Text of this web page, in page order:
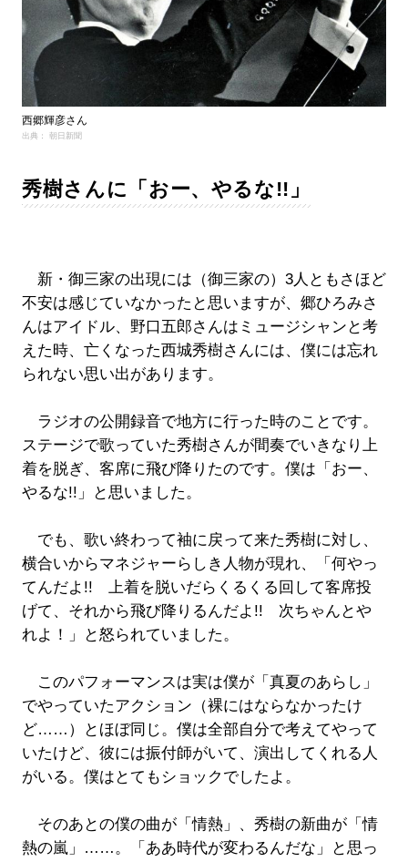
西郷輝彦さん
出典： 朝日新聞
秀樹さんに「おー、やるな!!」
新・御三家の出現には（御三家の）3人ともさほど
不安は感じていなかったと思いますが、郷ひろみさ
んはアイドル、野口五郎さんはミュージシャンと考
えた時、亡くなった西城秀樹さんには、僕には忘れ
られない思い出があります。
ラジオの公開録音で地方に行った時のことです。
ステージで歌っていた秀樹さんが間奏でいきなり上
着を脱ぎ、客席に飛び降りたのです。僕は「おー、
やるな!!」と思いました。
でも、歌い終わって袖に戻って来た秀樹に対し、
横合いからマネジャーらしき人物が現れ、「何やっ
てんだよ!! 上着を脱いだらくるくる回して客席投
げて、それから飛び降りるんだよ!! 次ちゃんとや
れよ！」と怒られていました。
このパフォーマンスは実は僕が「真夏のあらし」
でやっていたアクション（裸にはならなかったけ
ど……）とほぼ同じ。僕は全部自分で考えてやって
いたけど、彼には振付師がいて、演出してくれる人
がいる。僕はとてもショックでしたよ。
そのあとの僕の曲が「情熱」、秀樹の新曲が「情
熱の嵐」……。「ああ時代が変わるんだな」と思っ